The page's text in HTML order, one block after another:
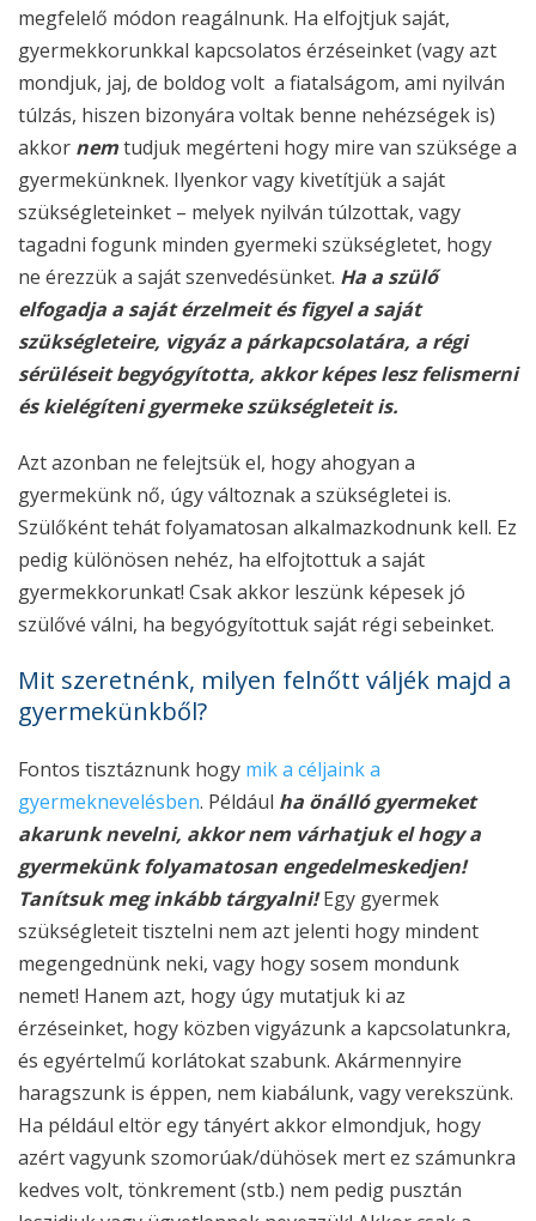
megfelelő módon reagálnunk. Ha elfojtjuk saját,
gyermekkorunkkal kapcsolatos érzéseinket (vagy azt
mondjuk, jaj, de boldog volt a fiatalságom, ami nyilván
túlzás, hiszen bizonyára voltak benne nehézségek is)
akkor nemtudjuk megérteni hogy mire van szüksége a
gyermekünknek. Ilyenkor vagy kivetítjük a saját
szükségleteinket – melyek nyilván túlzottak, vagy
tagadni fogunk minden gyermeki szükségletet, hogy
ne érezzük a saját szenvedésünket. Ha a szülő
elfogadja a saját érzelmeit és figyel a saját
szükségleteire, vigyáz a párkapcsolatára, a régi
sérüléseit begyógyította, akkor képes lesz felismerni
és kielégíteni gyermeke szükségleteit is.
Azt azonban ne felejtsük el, hogy ahogyan a
gyermekünk nő, úgy változnak a szükségletei is.
Szülőként tehát folyamatosan alkalmazkodnunk kell. Ez
pedig különösen nehéz, ha elfojtottuk a saját
gyermekkorunkat! Csak akkor leszünk képesek jó
szülővé válni, ha begyógyítottuk saját régi sebeinket.
Mit szeretnénk, milyen felnőtt váljék majd a
gyermekünkből?
Fontos tisztáznunk hogy mik a céljaink a
gyermeknevelésben. Például ha önálló gyermeket
akarunk nevelni, akkor nem várhatjuk el hogy a
gyermekünk folyamatosan engedelmeskedjen!
Tanítsuk meg inkább tárgyalni!Egy gyermek
szükségleteit tisztelni nem azt jelenti hogy mindent
megengednünk neki, vagy hogy sosem mondunk
nemet! Hanem azt, hogy úgy mutatjuk ki az
érzéseinket, hogy közben vigyázunk a kapcsolatunkra,
és egyértelmű korlátokat szabunk. Akármennyire
haragszunk is éppen, nem kiabálunk, vagy verekszünk.
Ha például eltör egy tányért akkor elmondjuk, hogy
azért vagyunk szomorúak/dühösek mert ez számunkra
kedves volt, tönkrement (stb.) nem pedig pusztán